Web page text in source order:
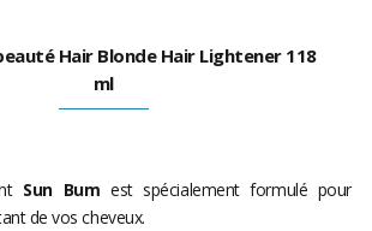
Hair Blonde Hair Lightener 118
ml
Sun Bum est spécialement formulé pour
de vos cheveux.